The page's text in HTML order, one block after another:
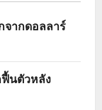
จากดอลลาร์
ฟื้นตัวหลัง